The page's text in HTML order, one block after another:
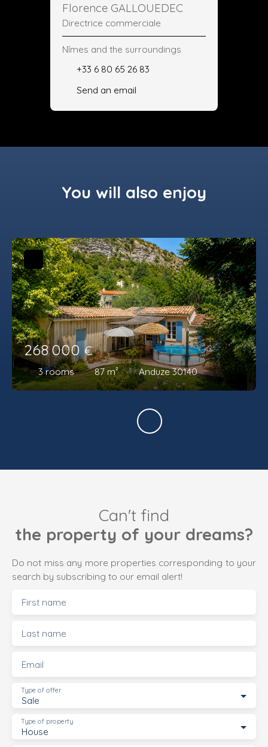
Florence GALLOUEDEC
Directrice commerciale
Nîmes and the surroundings
+33 6 80 65 26 83
Send an email
You will also enjoy
268 000 €
3rooms 87 m² Anduze 30140
Can't find
the property of your dreams?
Do not miss any more properties corresponding to your
search by subscribing to our email alert!
First name
Last name
Email
Sale
Type of offer
House
Type of property